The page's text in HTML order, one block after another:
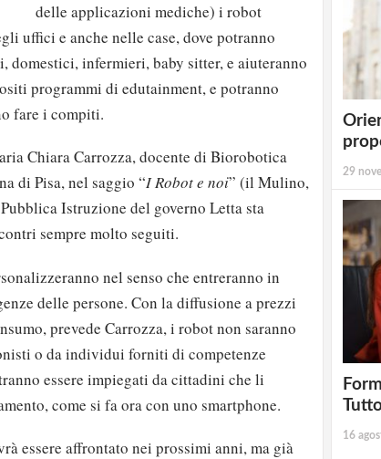
delle applicazioni mediche) i robot
uffici e anche nelle case, dove potranno
domestici, infermieri, baby sitter, e aiuteranno
programmi di edutainment, e potranno
fare i compiti.
Chiara Carrozza, docente di Biorobotica
di Pisa, nel saggio “I Robot e noi” (il Mulino,
Istruzione del governo Letta sta
sempre molto seguiti.
nel senso che entreranno in
delle persone. Con la diffusione a prezzi
prevede Carrozza, i robot non saranno
o da individui forniti di competenze
essere impiegati da cittadini che li
come si fa ora con uno smartphone.
essere affrontato nei prossimi anni, ma già
29
16